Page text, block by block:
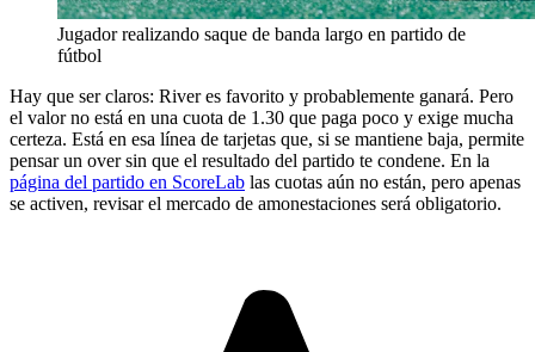
Jugador realizando saque de banda largo en partido de
fútbol
Hay que ser claros: River es favorito y probablemente ganará. Pero
el valor no está en una cuota de 1.30 que paga poco y exige mucha
certeza. Está en esa línea de tarjetas que, si se mantiene baja, permite
pensar un over sin que el resultado del partido te condene. En la
página del partido en ScoreLab las cuotas aún no están, pero apenas
se activen, revisar el mercado de amonestaciones será obligatorio.